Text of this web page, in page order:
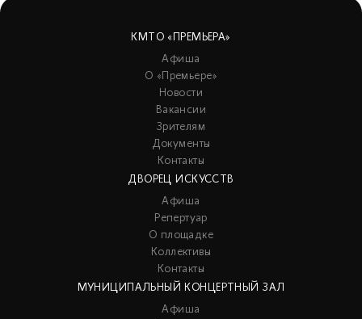
КМТО «ПРЕМЬЕРА»
Афиша
О «Премьере»
Новости
Вакансии
Зрителям
Документы
Контакты
ДВОРЕЦ ИСКУССТВ
Афиша
Репертуар
О площадке
Коллективы
Контакты
МУНИЦИПАЛЬНЫЙ КОНЦЕРТНЫЙ ЗАЛ
Афиша